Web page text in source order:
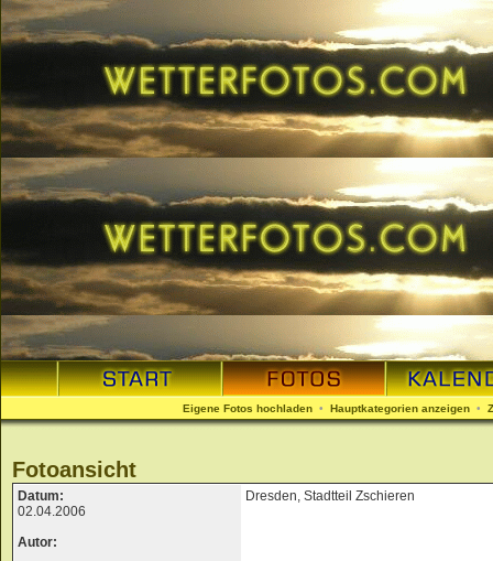
Eigene Fotos hochladen • Hauptkategorien anzeigen •
Fotoansicht
Datum:
02.04.2006
Autor:
Dresden, Stadtteil Zschieren